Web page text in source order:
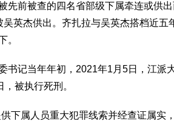
前被查的四名省部级下属牵连或供出
英杰供出。齐扎拉与吴英杰搭档近五
。
记当年年初，2021年1月5日，江派
被执行死刑。
属人员重大犯罪线索并经查证属实